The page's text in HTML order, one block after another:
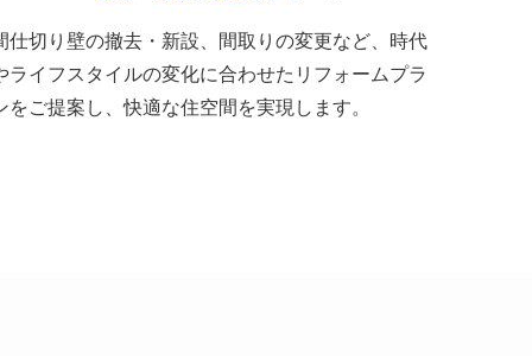
仕切り壁の撤去・新設、間取りの変更など、時代
ライフスタイルの変化に合わせたリフォームプラ
をご提案し、快適な住空間を実現します。